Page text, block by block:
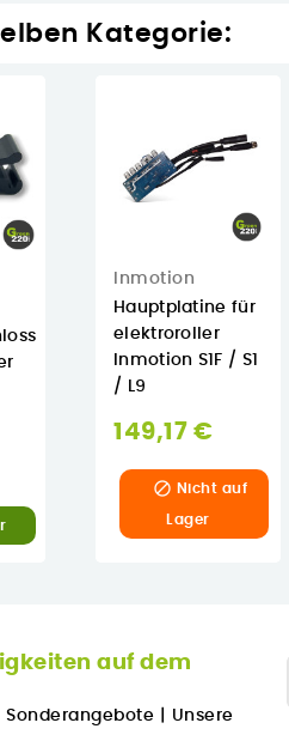
Kategorie:
Inmotion
Hauptplatine für
elektroroller
Inmotion S1F / S1
/ L9
149,17 €
 Nicht auf
Lager
auf dem
Sonderangebote
Unsere